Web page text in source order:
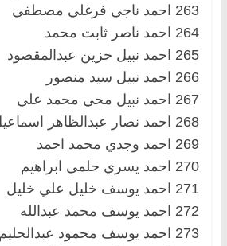
263 احمد ناجي فرغلي مصطفي
264 احمد ناصر ثابت محمد
265 احمد نبيل حزين عبدالمقصود
266 احمد نبيل سيد منصور
267 احمد نبيل محي محمد علي
268 احمد نصار عبدالظاهر اسماعيل
269 احمد وجدي محمد احمد
270 احمد يسري حلمي ابراهيم
271 احمد يوسف خليل علي خليل
272 احمد يوسف محمد عبدالله
273 احمد يوسف محمود عبدالحليم